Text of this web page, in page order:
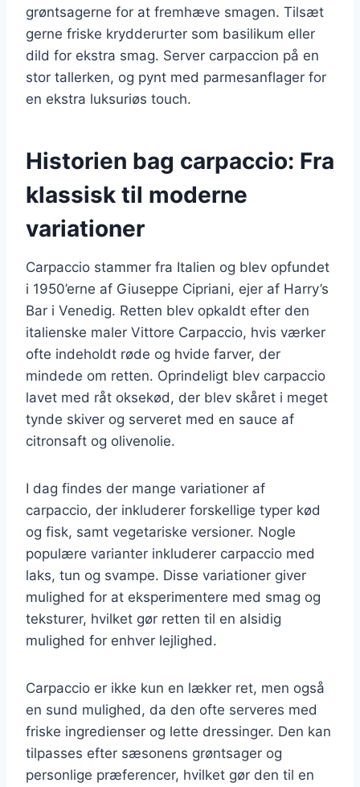
grøntsagerne for at fremhæve smagen. Tilsæt
gerne friske krydderurter som basilikum eller
dild for ekstra smag. Server carpaccion på en
stor tallerken, og pynt med parmesanflager for
en ekstra luksuriøs touch.
Historien bag carpaccio: Fra
klassisk til moderne
variationer
Carpaccio stammer fra Italien og blev opfundet
i 1950’erne af Giuseppe Cipriani, ejer af Harry’s
Bar i Venedig. Retten blev opkaldt efter den
italienske maler Vittore Carpaccio, hvis værker
ofte indeholdt røde og hvide farver, der
mindede om retten. Oprindeligt blev carpaccio
lavet med råt oksekød, der blev skåret i meget
tynde skiver og serveret med en sauce af
citronsaft og olivenolie.
I dag findes der mange variationer af
carpaccio, der inkluderer forskellige typer kød
og fisk, samt vegetariske versioner. Nogle
populære varianter inkluderer carpaccio med
laks, tun og svampe. Disse variationer giver
mulighed for at eksperimentere med smag og
teksturer, hvilket gør retten til en alsidig
mulighed for enhver lejlighed.
Carpaccio er ikke kun en lækker ret, men også
en sund mulighed, da den ofte serveres med
friske ingredienser og lette dressinger. Den kan
tilpasses efter sæsonens grøntsager og
personlige præferencer, hvilket gør den til en